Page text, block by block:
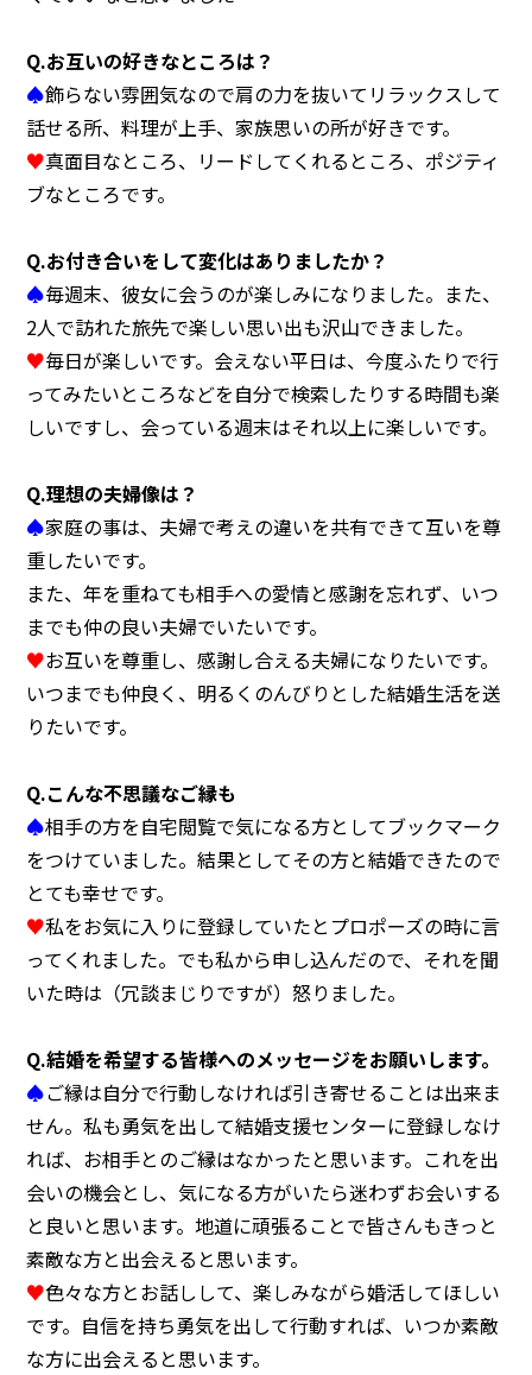
Q.お互いの好きなところは？
♠飾らない雰囲気なので肩の力を抜いてリラックスして
話せる所、料理が上手、家族思いの所が好きです。
♥真面目なところ、リードしてくれるところ、ポジティ
ブなところです。
Q.お付き合いをして変化はありましたか？
♠毎週末、彼女に会うのが楽しみになりました。また、
2人で訪れた旅先で楽しい思い出も沢山できました。
♥毎日が楽しいです。会えない平日は、今度ふたりで行
ってみたいところなどを自分で検索したりする時間も楽
しいですし、会っている週末はそれ以上に楽しいです。
Q.理想の夫婦像は？
♠家庭の事は、夫婦で考えの違いを共有できて互いを尊
重したいです。
また、年を重ねても相手への愛情と感謝を忘れず、いつ
までも仲の良い夫婦でいたいです。
♥お互いを尊重し、感謝し合える夫婦になりたいです。
いつまでも仲良く、明るくのんびりとした結婚生活を送
りたいです。
Q.こんな不思議なご縁も
♠相手の方を自宅閲覧で気になる方としてブックマーク
をつけていました。結果としてその方と結婚できたので
とても幸せです。
♥私をお気に入りに登録していたとプロポーズの時に言
ってくれました。でも私から申し込んだので、それを聞
いた時は（冗談まじりですが）怒りました。
Q.結婚を希望する皆様へのメッセージをお願いします。
♠ご縁は自分で行動しなければ引き寄せることは出来ま
せん。私も勇気を出して結婚支援センターに登録しなけ
れば、お相手とのご縁はなかったと思います。これを出
会いの機会とし、気になる方がいたら迷わずお会いする
と良いと思います。地道に頑張ることで皆さんもきっと
素敵な方と出会えると思います。
♥色々な方とお話しして、楽しみながら婚活してほしい
です。自信を持ち勇気を出して行動すれば、いつか素敵
な方に出会えると思います。